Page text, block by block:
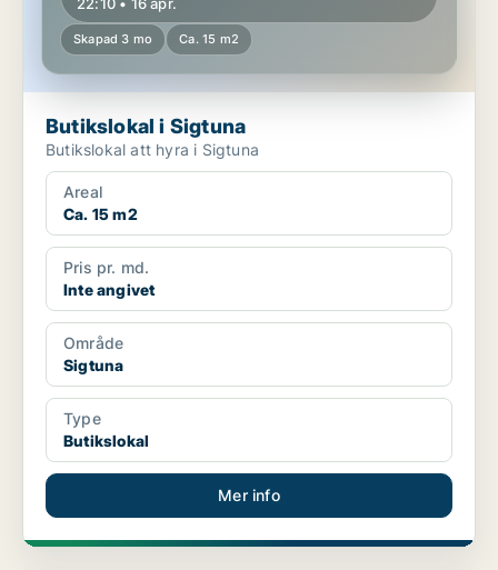
Skapad 3 mo Ca. 15 m2
Butikslokal i Sigtuna
Butikslokal att hyra i Sigtuna
Areal
Ca. 15 m2
Pris pr. md.
Inte angivet
Område
Sigtuna
Type
Butikslokal
Mer info